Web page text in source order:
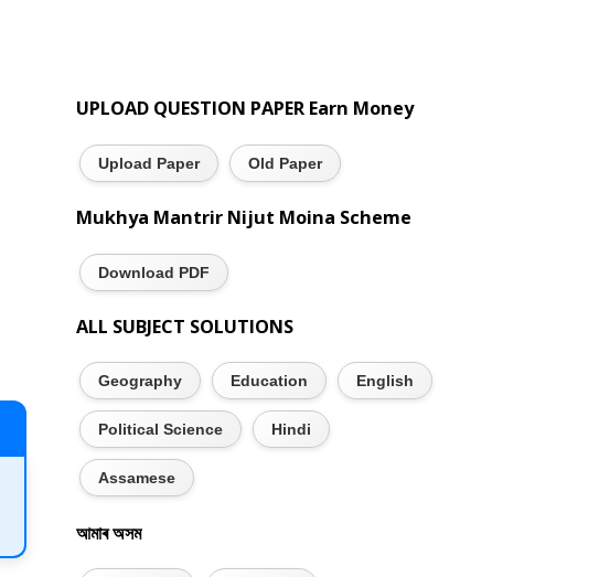
UPLOAD QUESTION PAPER Earn Money
Upload Paper Old Paper
Mukhya Mantrir Nijut Moina Scheme
Download PDF
ALL SUBJECT SOLUTIONS
Geography Education English
Political Science Hindi
Assamese
আমাৰ অসম